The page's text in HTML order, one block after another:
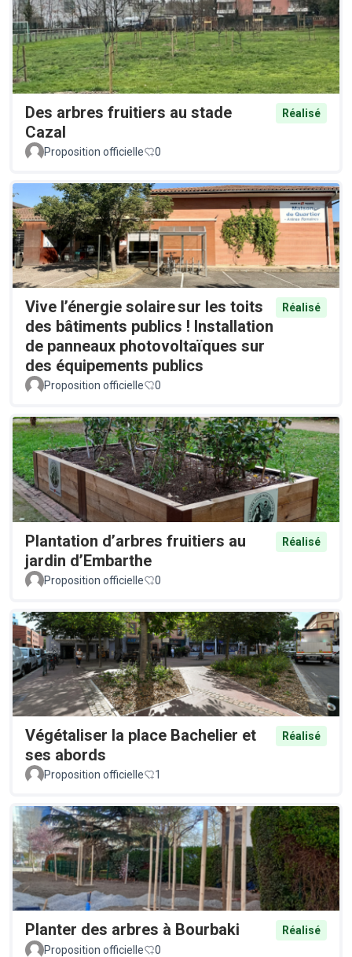
Des arbres fruitiers au stade
Cazal
Réalisé
Proposition officielle 0
Vive l’énergie solaire sur les toits
des bâtiments publics ! Installation
de panneaux photovoltaïques sur
des équipements publics
Réalisé
Proposition officielle 0
Plantation d’arbres fruitiers au
jardin d’Embarthe
Réalisé
Proposition officielle 0
Végétaliser la place Bachelier et
ses abords
Réalisé
Proposition officielle 1
Planter des arbres à Bourbaki
Réalisé
Proposition officielle
0